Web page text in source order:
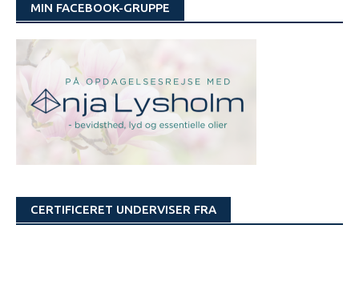
MIN FACEBOOK-GRUPPE
CERTIFICERET UNDERVISER FRA